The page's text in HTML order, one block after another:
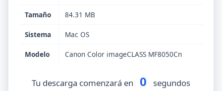
Tamaño 84.31 MB
Sistema Mac OS
Modelo Canon Color imageCLASS MF8050Cn
Tu descarga comenzará en 0 segundos